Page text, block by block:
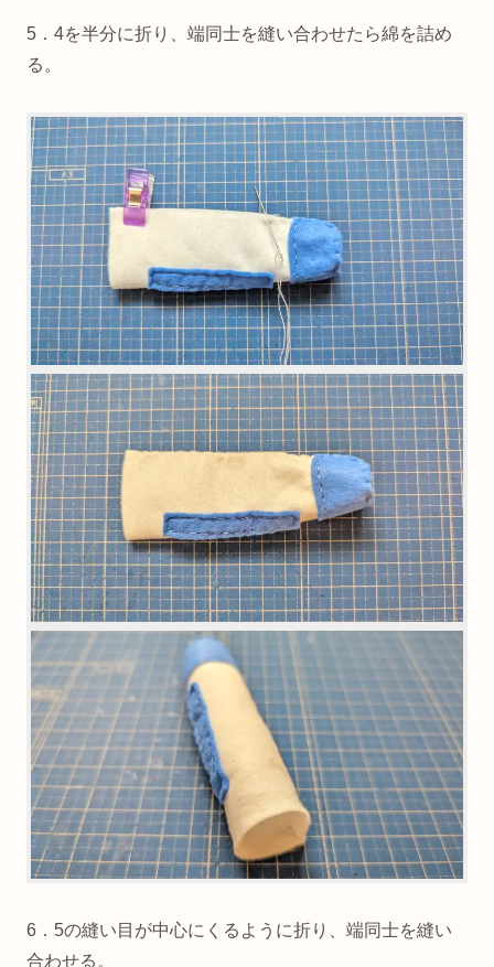
5．4を半分に折り、端同士を縫い合わせたら綿を詰め
る。
6．5の縫い目が中心にくるように折り、端同士を縫い
合わせる。